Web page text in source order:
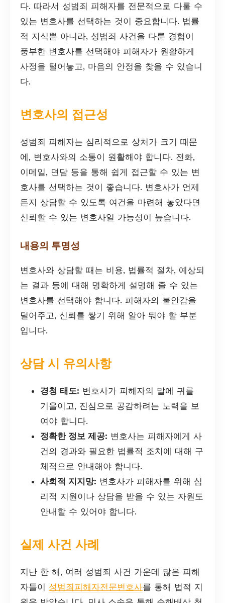
다. 따라서 성범죄 피해자를 전문적으로 다룰 수
있는 변호사를 선택하는 것이 중요합니다. 법률
적 지식뿐 아니라, 성범죄 사건을 다룬 경험이
풍부한 변호사를 선택해야 피해자가 원활하게
사정을 털어놓고, 마음의 안정을 찾을 수 있습니
다.
변호사의 접근성
성범죄 피해자는 심리적으로 상처가 크기 때문
에, 변호사와의 소통이 원활해야 합니다. 전화,
이메일, 면담 등을 통해 쉽게 접근할 수 있는 변
호사를 선택하는 것이 좋습니다. 변호사가 언제
든지 상담할 수 있도록 여건을 마련해 놓았다면
신뢰할 수 있는 변호사일 가능성이 높습니다.
내용의 투명성
변호사와 상담할 때는 비용, 법률적 절차, 예상되
는 결과 등에 대해 명확하게 설명해 줄 수 있는
변호사를 선택해야 합니다. 피해자의 불안감을
덜어주고, 신뢰를 쌓기 위해 알아 둬야 할 부분
입니다.
상담 시 유의사항
경청 태도: 변호사가 피해자의 말에 귀를
기울이고, 진심으로 공감하려는 노력을 보
여야 합니다.
정확한 정보 제공: 변호사는 피해자에게 사
건의 경과와 필요한 법률적 조치에 대해 구
체적으로 안내해야 합니다.
사회적 지지망: 변호사가 피해자를 위해 심
리적 지원이나 상담을 받을 수 있는 자원도
안내할 수 있어야 합니다.
실제 사건 사례
지난 한 해, 여러 성범죄 사건 가운데 많은 피해
자들이 성범죄피해자전문변호사를 통해 법적 지